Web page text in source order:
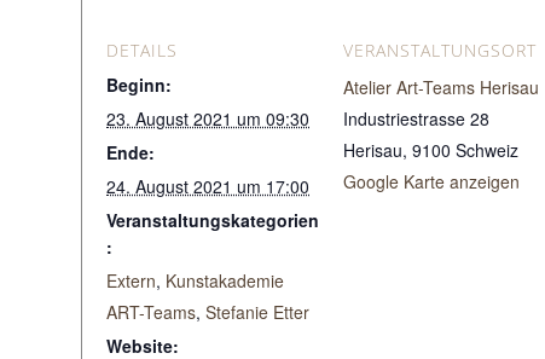
DETAILS
Beginn:
23. August 2021 um 09:30
Ende:
24. August 2021 um 17:00
Veranstaltungskategorien
:
Extern, Kunstakademie
ART-Teams, Stefanie Etter
Website:
VERANSTALTUNGSORT
Atelier Art-Teams Herisau
Industriestrasse 28
Herisau, 9100 Schweiz
Google Karte anzeigen